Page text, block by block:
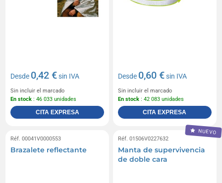
Desde 0,42 €sin IVA
Sin incluir el marcado
En stock : 46 033 unidades
CITA EXPRESA
Desde 0,60 €sin IVA
Sin incluir el marcado
En stock : 42 083 unidades
CITA EXPRESA
Réf. 00041V0000553
Brazalete reflectante
NUEVO
Réf. 01506V0227632
Manta de supervivencia
de doble cara